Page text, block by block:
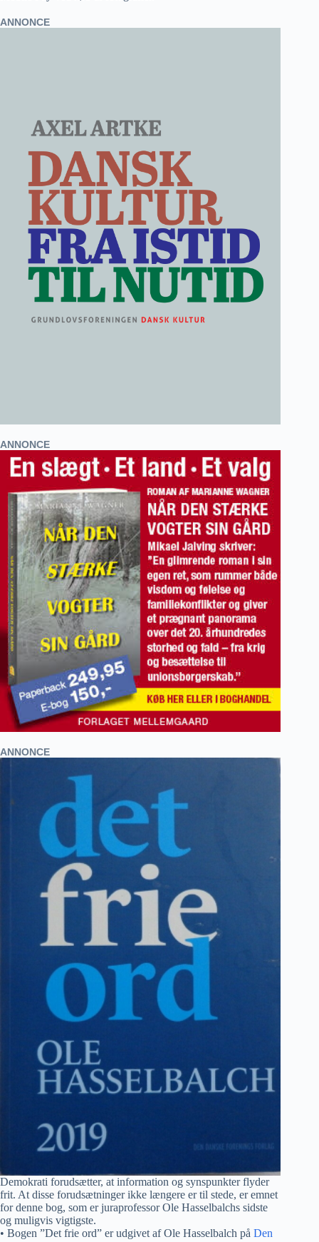
ANNONCE
ANNONCE
ANNONCE
Demokrati forudsætter, at information og synspunkter flyder
frit. At disse forudsætninger ikke længere er til stede, er emnet
for denne bog, som er juraprofessor Ole Hasselbalchs sidste
og muligvis vigtigste.
• Bogen ”Det frie ord” er udgivet af Ole Hasselbalch på Den